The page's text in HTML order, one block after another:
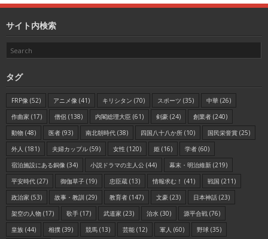
サイト内検索
タグ
FRP像 (52) アニメ像 (41) キリシタン (70) スポーツ (35) 中華 (26)
作曲家 (17) 僧侶 (138) 内閣総理大臣 (61) 剣豪 (24) 創業者 (240)
動物 (48) 医者 (93) 南北朝時代 (38) 四国八十八か所 (10) 国民栄誉賞 (25)
外人 (181) 夫婦カップル (59) 女性 (120) 姫 (16) 学者 (60)
宿泊施設にある銅像 (34) 小説ドラマの主人公 (44) 幕末・明治維新 (219)
平安時代 (27) 御伽草子 (19) 忠臣蔵 (13) 情報求む！ (41) 戦国 (211)
政治家 (53) 故事・教訓 (29) 教育者 (147) 文豪 (23) 日本神話 (23)
架空の人物 (17) 歌手 (17) 武道家 (23) 治水 (30) 源平合戦 (76)
皇族 (44) 相撲 (39) 競馬 (13) 芸能 (12) 軍人 (60) 野球 (35)